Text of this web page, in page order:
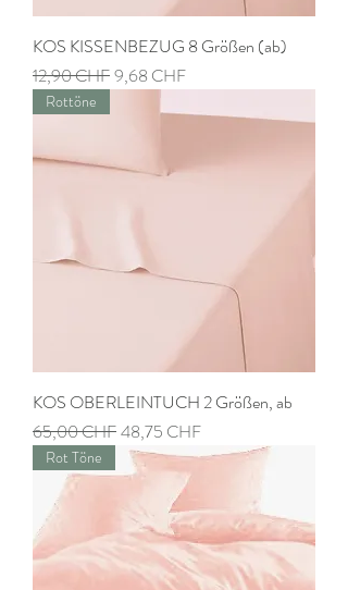
KOS KISSENBEZUG 8 Größen (ab)
Prix original
12,90 CHFPrix promotionnel
9,68 CHF
Rottöne
KOS OBERLEINTUCH 2 Größen, ab
Prix original
65,00 CHFPrix promotionnel
48,75 CHF
Rot Töne